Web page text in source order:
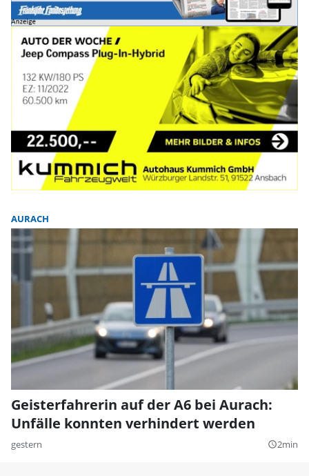
AURACH
Geisterfahrerin auf der A6 bei Aurach:
Unfälle konnten verhindert werden
gestern query_builder2min